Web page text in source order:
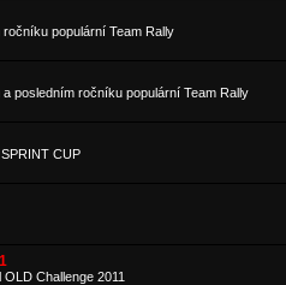
populární Team Rally
posledním ročníku populární Team Rally
CUP
Challenge 2011